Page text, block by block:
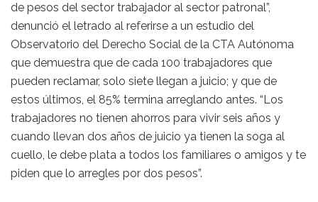
de pesos del sector trabajador al sector patronal”,
denunció el letrado al referirse a un estudio del
Observatorio del Derecho Social de la CTA Autónoma
que demuestra que de cada 100 trabajadores que
pueden reclamar, solo siete llegan a juicio; y que de
estos últimos, el 85% termina arreglando antes. “Los
trabajadores no tienen ahorros para vivir seis años y
cuando llevan dos años de juicio ya tienen la soga al
cuello, le debe plata a todos los familiares o amigos y te
piden que lo arregles por dos pesos”.